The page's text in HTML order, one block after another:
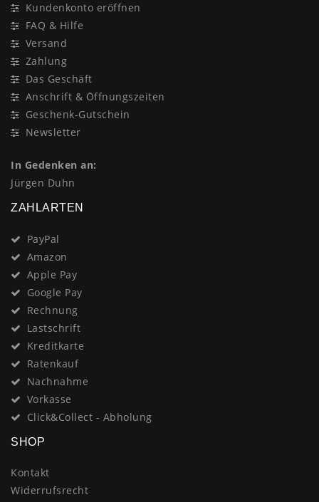
Kundenkonto eröffnen
FAQ & Hilfe
Versand
Zahlung
Das Geschäft
Anschrift & Öffnungszeiten
Geschenk-Gutschein
Newsletter
In Gedenken an:
Jürgen Duhn
ZAHLARTEN
PayPal
Amazon
Apple Pay
Google Pay
Rechnung
Lastschrift
Kreditkarte
Ratenkauf
Nachnahme
Vorkasse
Click&Collect - Abholung
SHOP
Kontakt
Widerrufsrecht